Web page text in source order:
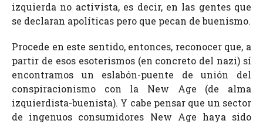
izquierda no activista, es decir, en las gentes que
se declaran apolíticas pero que pecan de buenismo.
Procede en este sentido, entonces, reconocer que, a
partir de esos esoterismos (en concreto del nazi) sí
encontramos un eslabón-puente de unión del
conspiracionismo con la New Age (de alma
izquierdista-buenista). Y cabe pensar que un sector
de ingenuos consumidores New Age haya sido